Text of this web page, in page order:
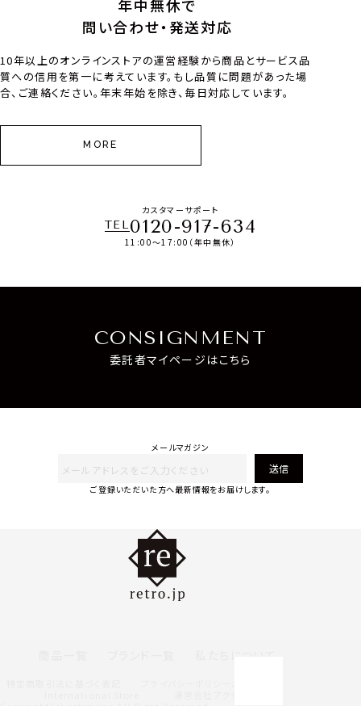
年中無休で
問い合わせ・発送対応
10年以上のオンラインストアの運営経験から商品とサービス品
質への信用を第一に考えています。もし品質に問題があった場
合、ご連絡ください。年末年始を除き、毎日対応しています。
MORE
カスタマーサポート
TEL0120-917-634
11:00～17:00（年中無休）
CONSIGNMENT
委託者マイページはこちら
メールマガジン
送信
ご登録いただいた方へ最新情報をお届けします。